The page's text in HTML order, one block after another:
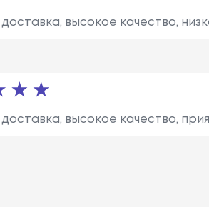
высокое качество,
высокое качество,